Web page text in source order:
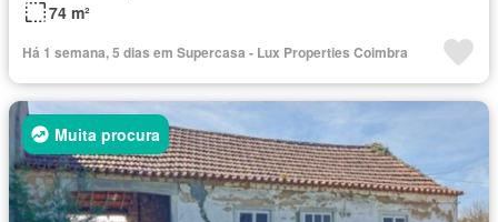
74 m²
Há 1 semana, 5 dias em Supercasa - Lux Properties Coimbra
Muita procura